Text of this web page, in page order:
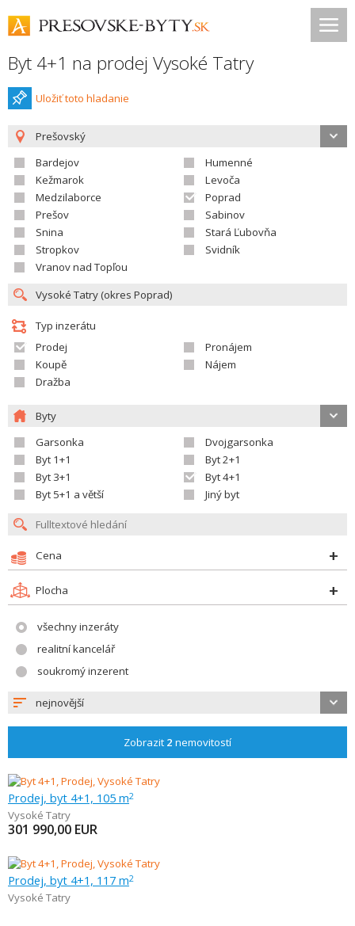
Byt 4+1 na prodej Vysoké Tatry
Uložiť toto hladanie
Prešovský
Bardejov
Humenné
Kežmarok
Levoča
Medzilaborce
Poprad
Prešov
Sabinov
Snina
Stará Ľubovňa
Stropkov
Svidník
Vranov nad Topľou
Typ inzerátu
Prodej
Pronájem
Koupě
Nájem
Dražba
Byty
Garsonka
Dvojgarsonka
Byt 1+1
Byt 2+1
Byt 3+1
Byt 4+1
Byt 5+1 a větší
Jiný byt
Cena
Plocha
všechny inzeráty
realitní kancelář
soukromý inzerent
nejnovější
Zobrazit 2 nemovitostí
Prodej, byt 4+1, 105 m2
Vysoké Tatry
301 990,00 EUR
Prodej, byt 4+1, 117 m2
Vysoké Tatry